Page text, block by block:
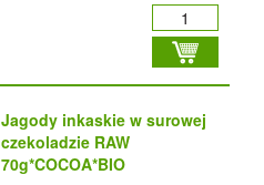
Jagody inkaskie w surowej
czekoladzie RAW
70g*COCOA*BIO